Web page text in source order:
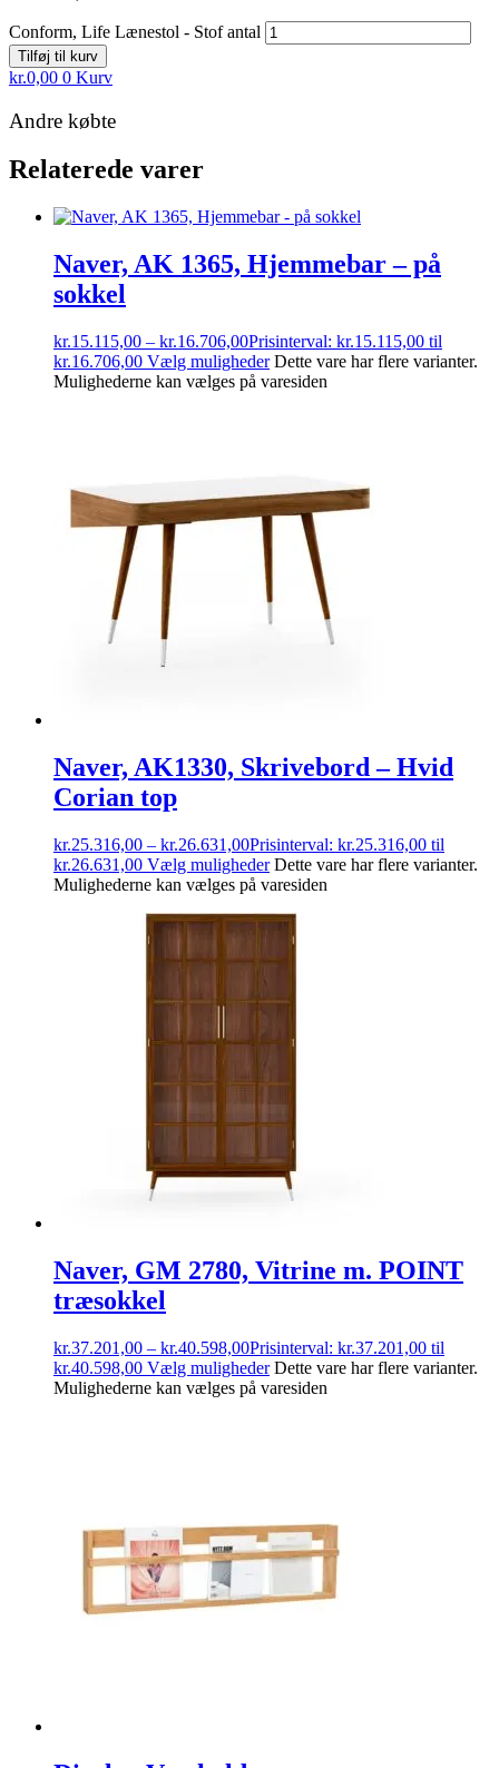
Conform, Life Lænestol - Stof antal
Tilføj til kurv
kr.0,00 0 Kurv
Andre købte
Relaterede varer
Naver, AK 1365, Hjemmebar – på
sokkel
kr.15.115,00 – kr.16.706,00Prisinterval: kr.15.115,00 til
kr.16.706,00 Vælg muligheder Dette vare har flere varianter.
Mulighederne kan vælges på varesiden
Naver, AK1330, Skrivebord – Hvid
Corian top
kr.25.316,00 – kr.26.631,00Prisinterval: kr.25.316,00 til
kr.26.631,00 Vælg muligheder Dette vare har flere varianter.
Mulighederne kan vælges på varesiden
Naver, GM 2780, Vitrine m. POINT
træsokkel
kr.37.201,00 – kr.40.598,00Prisinterval: kr.37.201,00 til
kr.40.598,00 Vælg muligheder Dette vare har flere varianter.
Mulighederne kan vælges på varesiden